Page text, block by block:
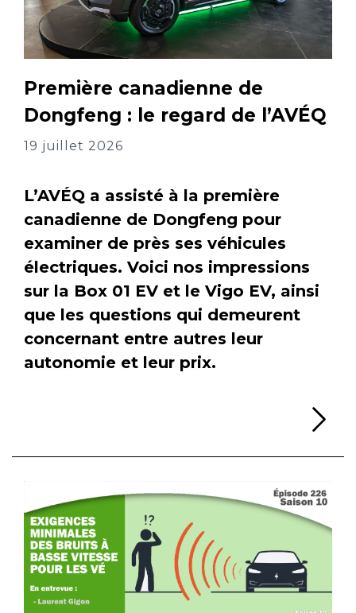
Première canadienne de
Dongfeng : le regard de l’AVÉQ
19 juillet 2026
L’AVÉQ a assisté à la première
canadienne de Dongfeng pour
examiner de près ses véhicules
électriques. Voici nos impressions
sur la Box 01 EV et le Vigo EV, ainsi
que les questions qui demeurent
concernant entre autres leur
autonomie et leur prix.